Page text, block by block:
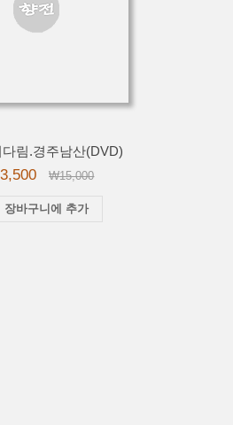
림.경주남산(DVD)
₩15,000
장바구니에 추가